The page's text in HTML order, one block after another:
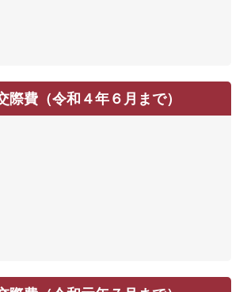
際費（令和４年６月まで）